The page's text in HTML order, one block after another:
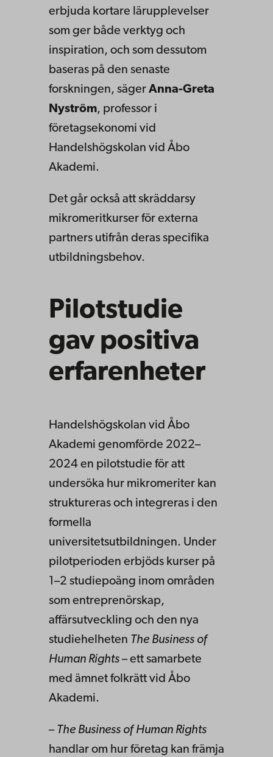
erbjuda kortare lärupplevelser
som ger både verktyg och
inspiration, och som dessutom
baseras på den senaste
forskningen, säger Anna-Greta
Nyström, professor i
företagsekonomi vid
Handelshögskolan vid Åbo
Akademi.
Det går också att skräddarsy
mikromeritkurser för externa
partners utifrån deras specifika
utbildningsbehov.
Pilotstudie
gav positiva
erfarenheter
Handelshögskolan vid Åbo
Akademi genomförde 2022–
2024 en pilotstudie för att
undersöka hur mikromeriter kan
struktureras och integreras i den
formella
universitetsutbildningen. Under
pilotperioden erbjöds kurser på
1–2 studiepoäng inom områden
som entreprenörskap,
affärsutveckling och den nya
studiehelheten The Business of
Human Rights – ett samarbete
med ämnet folkrätt vid Åbo
Akademi.
– The Business of Human Rights
handlar om hur företag kan främja